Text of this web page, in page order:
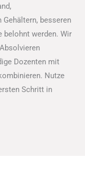
besseren
belohnt werden. Wir
Dozenten mit
Nutze
Schritt in